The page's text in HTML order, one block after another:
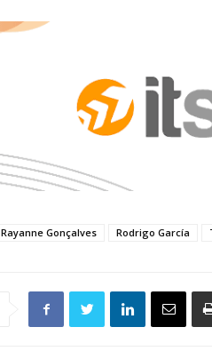
Rayanne Gonçalves Rodrigo García